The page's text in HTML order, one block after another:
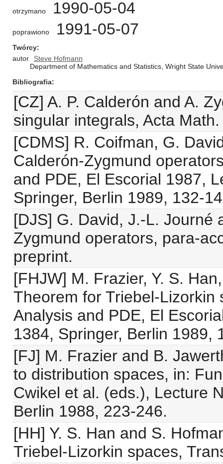
otrzymano 1990-05-04
poprawiono 1991-05-07
Twórcy
autor
Steve Hofmann
Department of Mathematics and Statistics, Wright State
Bibliografia
[CZ] A. P. Calderón and A.
singular integrals, Acta
[CDMS] R. Coifman, G.
Calderón-Zygmund
and PDE, El Escorial 1987,
Springer, Berlin 1989, 132-
[DJS] G. David, J.-L. Journé
Zygmund operators, para-
preprint.
[FHJW] M. Frazier, Y. S.
Theorem for Triebel-
Analysis and PDE, El
1384, Springer, Berlin 1989,
[FJ] M. Frazier and B.
to distribution spaces, in:
Cwikel et al. (eds.), Lecture
Berlin 1988, 223-246.
[HH] Y. S. Han and S.
Triebel-Lizorkin spaces,